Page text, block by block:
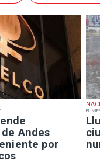
Andes
por
EL